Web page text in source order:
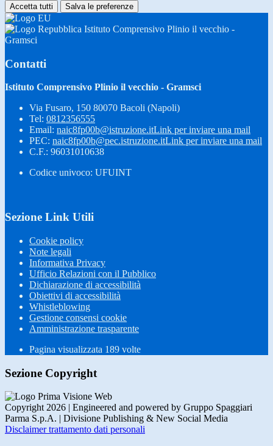
Accetta tutti Salva le preferenze
Istituto Comprensivo Plinio il vecchio -
Gramsci
Contatti
Istituto Comprensivo Plinio il vecchio - Gramsci
Via Fusaro, 150 80070 Bacoli (Napoli)
Tel: 0812356555
Email: naic8fp00b@istruzione.itLink per inviare una mail
PEC: naic8fp00b@pec.istruzione.itLink per inviare una mail
C.F.: 96031010638
Codice univoco: UFUINT
Sezione Link Utili
Cookie policy
Note legali
Informativa Privacy
Ufficio Relazioni con il Pubblico
Dichiarazione di accessibilità
Obiettivi di accessibilità
Whistleblowing
Gestione consensi cookie
Amministrazione trasparente
Pagina visualizzata 189 volte
Sezione Copyright
Copyright 2026 | Engineered and powered by Gruppo Spaggiari
Parma S.p.A. | Divisione Publishing & New Social Media
Disclaimer trattamento dati personali